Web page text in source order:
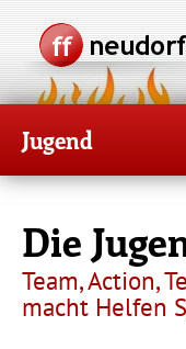
Jugend
Die
Team, Action,
macht Helfen